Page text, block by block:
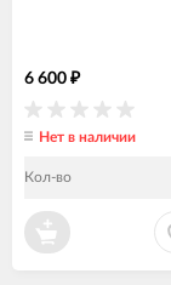
6 600 ₽
Нет в наличии
Кол-во